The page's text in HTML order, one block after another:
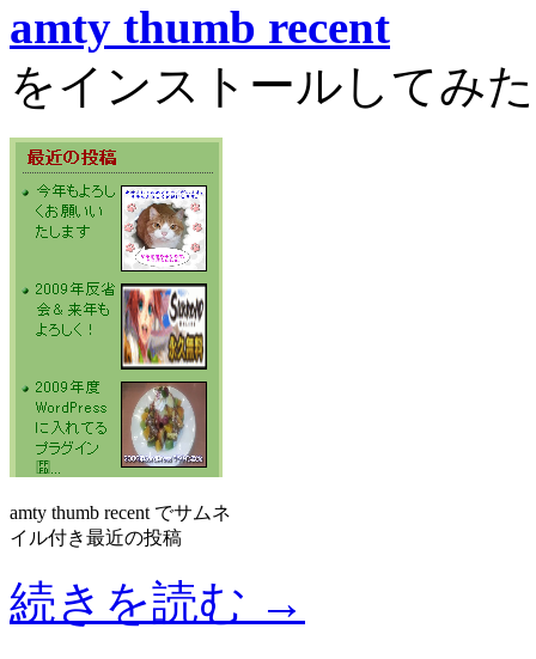
amty thumb recent
をインストールしてみ
amty thumb recent でサムネ
イル付き最近の投稿
続きを読む →